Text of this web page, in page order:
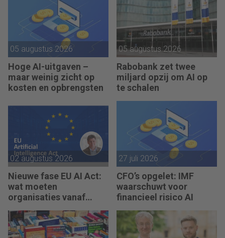
05 augustus 2026
Hoge AI-uitgaven –
maar weinig zicht op
kosten en opbrengsten
05 augustus 2026
Rabobank zet twee
miljard opzij om AI op
te schalen
02 augustus 2026
Nieuwe fase EU AI Act:
wat moeten
organisaties vanaf
27 juli 2026
CFO’s opgelet: IMF
waarschuwt voor
financieel risico AI